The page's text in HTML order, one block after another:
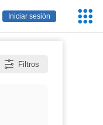
Iniciar sesión
Filtros